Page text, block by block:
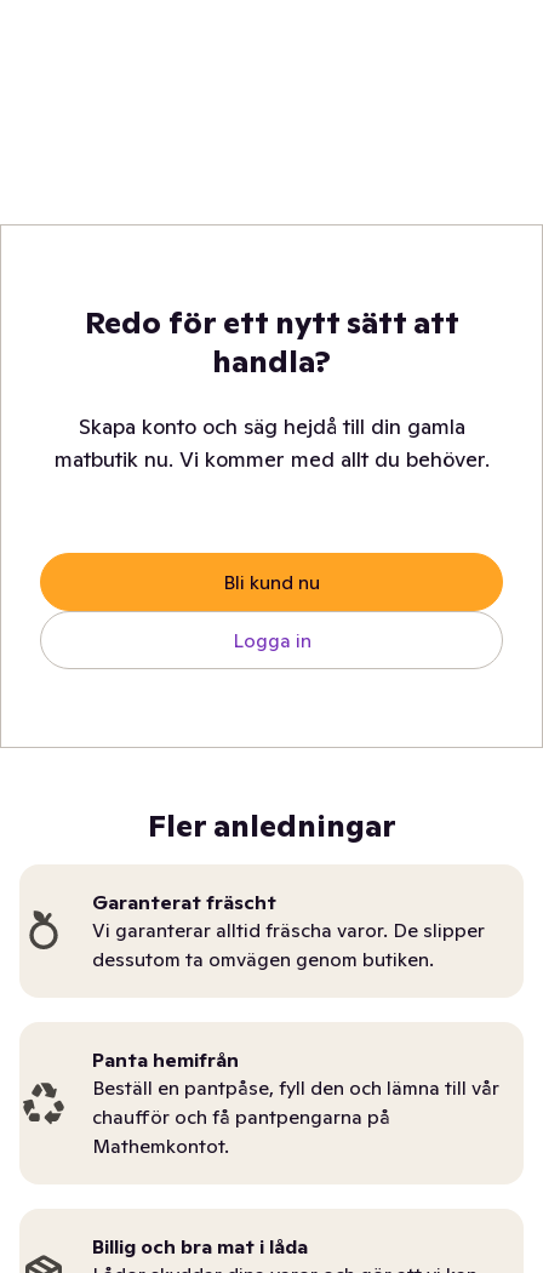
Redo för ett nytt sätt att
handla?
Skapa konto och säg hejdå till din gamla
matbutik nu. Vi kommer med allt du behöver.
Bli kund nu
Logga in
Fler anledningar
Garanterat fräscht
Vi garanterar alltid fräscha varor. De slipper
dessutom ta omvägen genom butiken.
Panta hemifrån
Beställ en pantpåse, fyll den och lämna till vår
chaufför och få pantpengarna på
Mathemkontot.
Billig och bra mat i låda